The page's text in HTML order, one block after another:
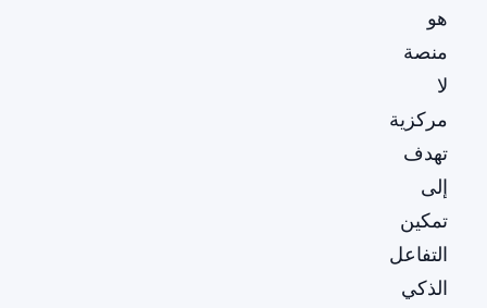
هو
منصة
لا
مركزية
تهدف
إلى
تمكين
التفاعل
الذكي